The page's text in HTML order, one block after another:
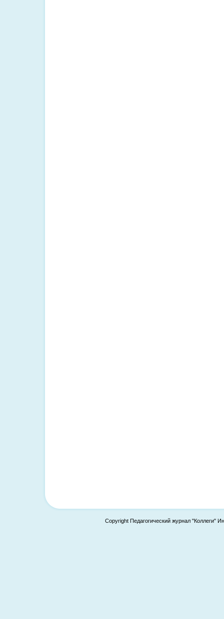
Copyright Педагогический журнал "Коллеги"